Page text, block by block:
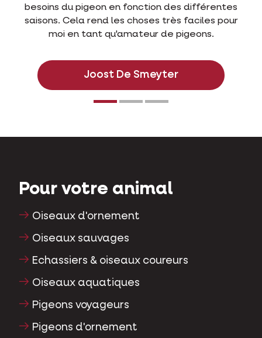
pour
nombreux suppléments ou de programmes
compliqués. Nos pigeons sont engagés
semaine sur des courses de 400 à 500 km
début et à la fin de la saison.
Jelle De Bock
Pour votre animal
Oiseaux d'ornement
Oiseaux sauvages
Echassiers & oiseaux coureurs
Oiseaux aquatiques
Pigeons voyageurs
Pigeons d'ornement